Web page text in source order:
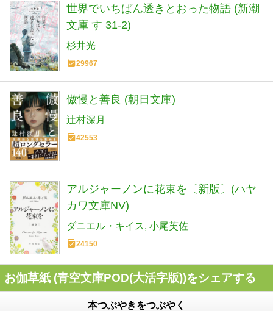
世界でいちばん透きとおった物語 (新潮
文庫 す 31-2)
杉井光
29967
傲慢と善良 (朝日文庫)
辻村深月
42553
アルジャーノンに花束を〔新版〕(ハヤ
カワ文庫NV)
ダニエル・キイス 小尾芙佐
24150
お伽草紙 (青空文庫POD(大活字版))をシェアする
本つぶやきをつぶやく